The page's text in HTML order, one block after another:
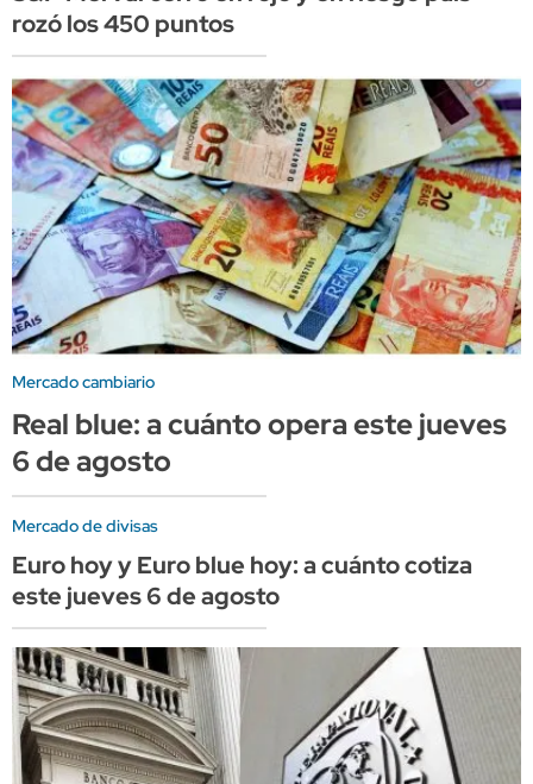
rozó los 450 puntos
Mercado cambiario
Real blue: a cuánto opera este jueves
6 de agosto
Mercado de divisas
Euro hoy y Euro blue hoy: a cuánto cotiza
este jueves 6 de agosto